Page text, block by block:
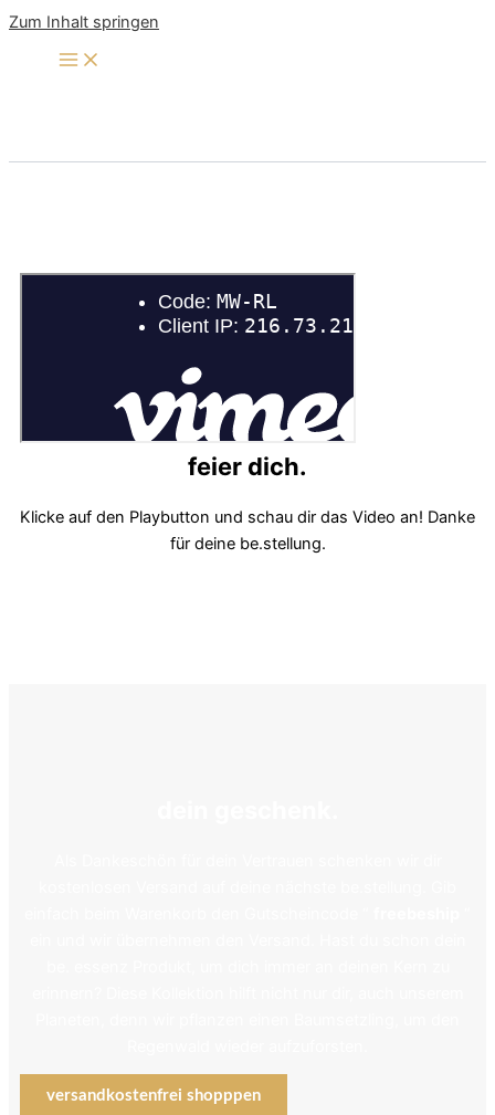
Zum Inhalt springen
feier dich.
Klicke auf den Playbutton und schau dir das Video an! Danke
für deine be.stellung.
versandkostenfrei shopppen